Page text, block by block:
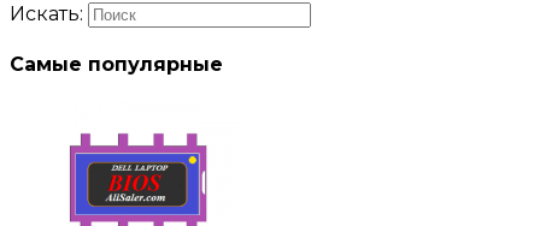
Искать:
Самые популярные